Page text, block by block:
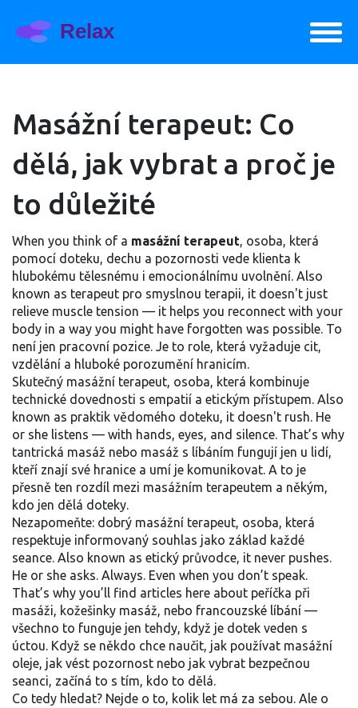
Masážní terapeut: Co
dělá, jak vybrat a proč je
to důležité
When you think of a masážní terapeut, osoba, která
pomocí doteku, dechu a pozornosti vede klienta k
hlubokému tělesnému i emocionálnímu uvolnění. Also
known as terapeut pro smyslnou terapii, it doesn't just
relieve muscle tension — it helps you reconnect with your
body in a way you might have forgotten was possible. To
není jen pracovní pozice. Je to role, která vyžaduje cit,
vzdělání a hluboké porozumění hranicím.
Skutečný masážní terapeut, osoba, která kombinuje
technické dovednosti s empatií a etickým přístupem. Also
known as praktik vědomého doteku, it doesn't rush. He
or she listens — with hands, eyes, and silence. That’s why
tantrická masáž nebo masáž s líbáním fungují jen u lidí,
kteří znají své hranice a umí je komunikovat. A to je
přesně ten rozdíl mezi masážním terapeutem a někým,
kdo jen dělá doteky.
Nezapomeňte: dobrý masážní terapeut, osoba, která
respektuje informovaný souhlas jako základ každé
seance. Also known as etický průvodce, it never pushes.
He or she asks. Always. Even when you don’t speak.
That’s why you’ll find articles here about peříčka při
masáži, kožešinky masáž, nebo francouzské líbání —
všechno to funguje jen tehdy, když je dotek veden s
úctou. Když se někdo chce naučit, jak používat masážní
oleje, jak vést pozornost nebo jak vybrat bezpečnou
seanci, začíná to s tím, kdo to dělá.
Co tedy hledat? Nejde o to, kolik let má za sebou. Ale o